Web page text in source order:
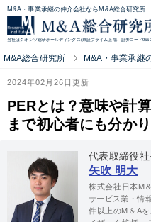
M&A・事業承継の仲介会社ならM&A総合研究所
当社はクオンツ総研ホールディングス(東証プライム上場、証券コード
M&A総合研究所 M&A・事業承継
2024年02月26日更新
PERとは？意味や計
まで初心者にも分か
代表取締役
矢吹 明大
株式会社日本M
サービス業・情
件以上のM＆A